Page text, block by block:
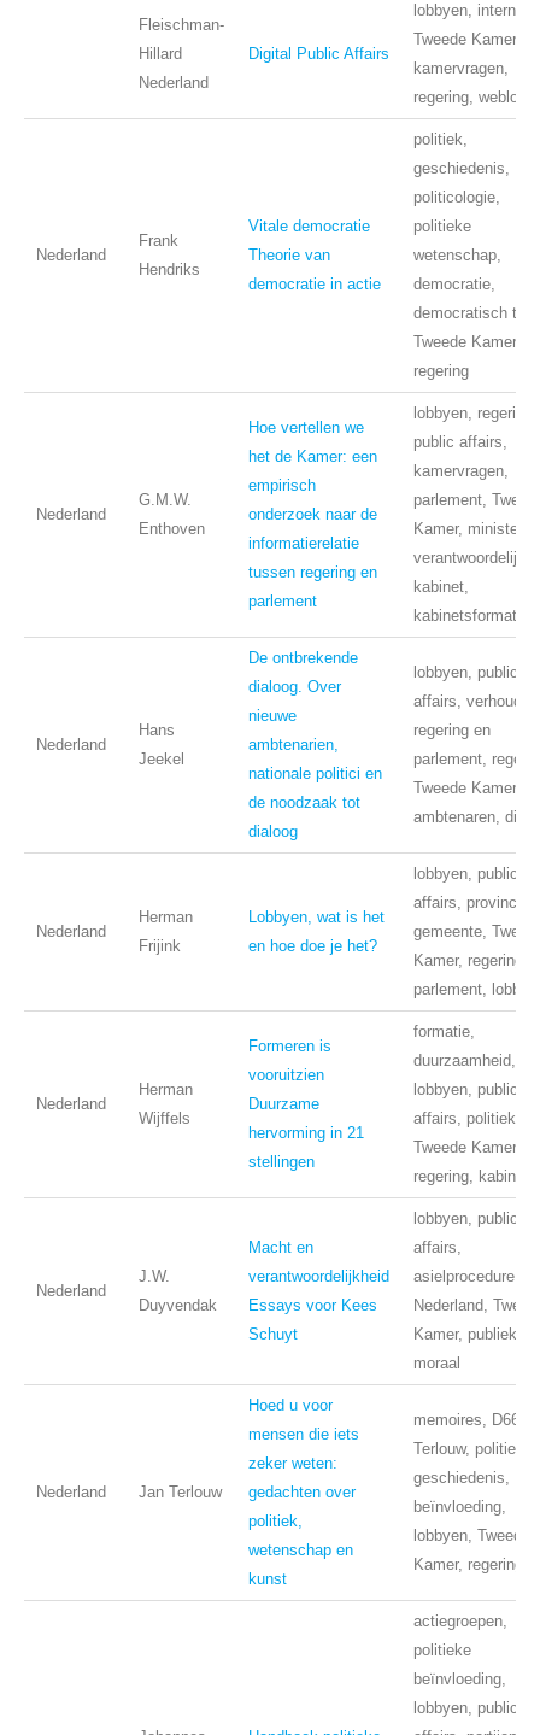
Fleischman-
Hillard
Nederland
Digital Public Affairs
lobbyen, internet,
Tweede Kamer,
kamervragen,
regering, weblog
Nederland
Frank
Hendriks
Vitale democratie
Theorie van
democratie in actie
politiek,
geschiedenis,
politicologie,
politieke
wetenschap,
democratie,
democratisch
Tweede Kamer,
regering
Nederland
G.M.W.
Enthoven
Hoe vertellen we
het de Kamer: een
empirisch
onderzoek naar de
informatierelatie
tussen regering en
parlement
lobbyen, regering,
public affairs,
kamervragen,
parlement,
Kamer,
kabinet,
kabinetsformatie
Nederland
Hans
Jeekel
De ontbrekende
dialoog. Over
nieuwe
ambtenarien,
nationale politici en
de noodzaak tot
dialoog
lobbyen, public
affairs,
regering en
parlement,
Tweede Kamer,
ambtenaren,
Nederland
Herman
Frijink
Lobbyen, wat is het
en hoe doe je het?
lobbyen, public
affairs, provincie,
gemeente,
Kamer, regering,
parlement,
Nederland
Herman
Wijffels
Formeren is
vooruitzien
Duurzame
hervorming in 21
stellingen
formatie,
duurzaamheid,
lobbyen, public
affairs, politiek,
Tweede Kamer,
regering, kabinet
Nederland
J.W.
Duyvendak
Macht en
verantwoordelijkheid
Essays voor Kees
Schuyt
lobbyen, public
affairs,
asielprocedure,
Nederland,
Kamer, publieke
moraal
Nederland Jan Terlouw
Hoed u voor
mensen die iets
zeker weten:
gedachten over
politiek,
wetenschap en
kunst
memoires, D66,
Terlouw, politiek,
geschiedenis,
beïnvloeding,
lobbyen, Tweede
Kamer, regering
actiegroepen,
politieke
beïnvloeding,
lobbyen, public